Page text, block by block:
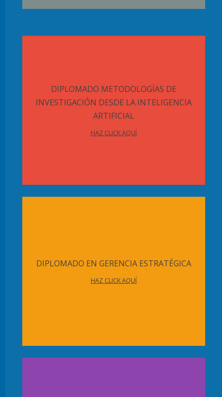
DIPLOMADO METODOLOGÍAS DE
INVESTIGACIÓN DESDE LA INTELIGENCIA
ARTIFICIAL
HAZ CLICK AQUÍ
DIPLOMADO EN GERENCIA ESTRATÉGICA
HAZ CLICK AQUÍ